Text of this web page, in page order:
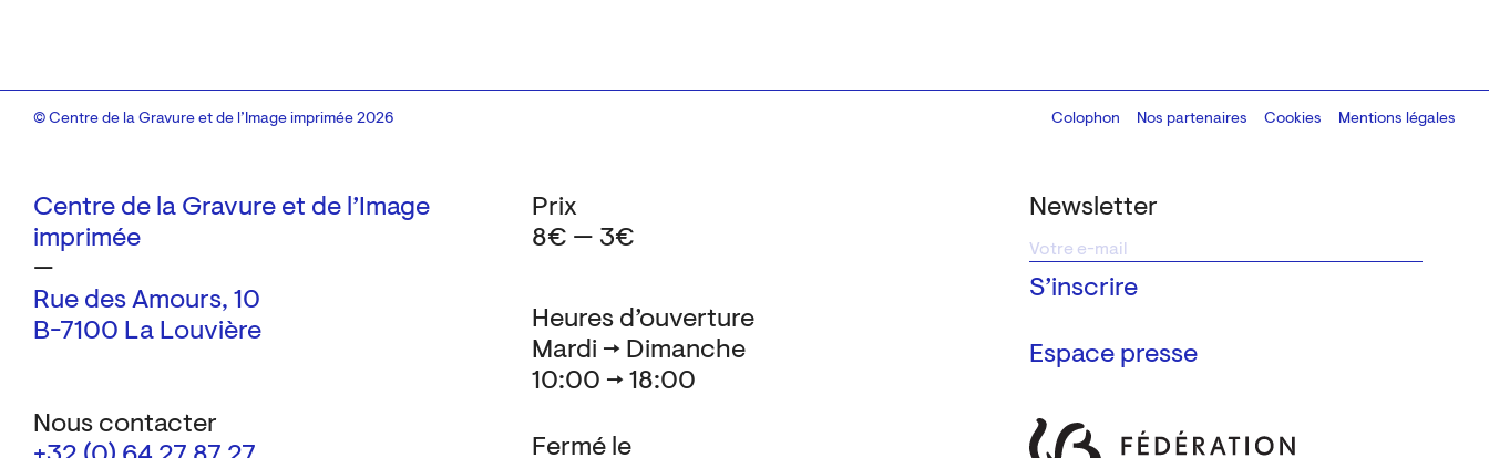
Centre de la Gravure et de l’Image
imprimée
—
Rue des Amours, 10
B-7100 La Louvière
Nous contacter
Newsletter
Espace presse
Heures d’ouverture
Mardi → Dimanche
10:00 → 18:00
Fermé le
Prix
8€ — 3€
© Centre de la Gravure et de l’Image imprimée 2026 Colophon
Design:Marcel Kaczmarek, code:8080.studio
Nos partenaires Cookies Mentions légales